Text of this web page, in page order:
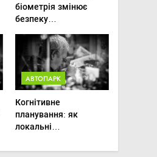
біометрія змінює
безпеку
АВТОПАРК
Когнітивне
планування: як
локальні
ризики змінюють